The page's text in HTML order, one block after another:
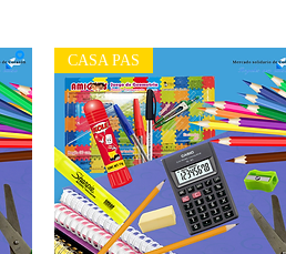
CASA PAS